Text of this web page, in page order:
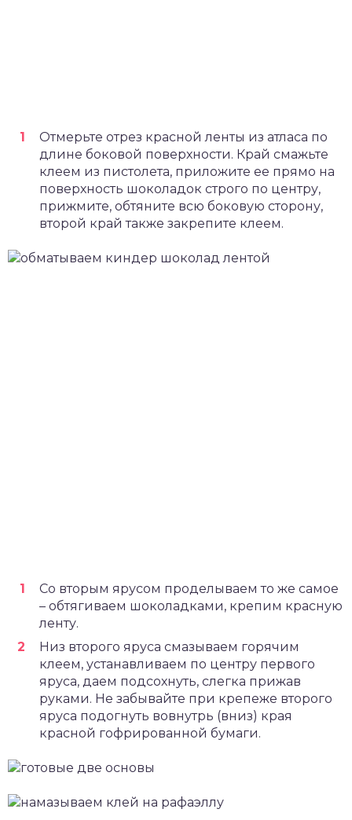
Отмерьте отрез красной ленты из атласа по
длине боковой поверхности. Край смажьте
клеем из пистолета, приложите ее прямо на
поверхность шоколадок строго по центру,
прижмите, обтяните всю боковую сторону,
второй край также закрепите клеем.
Со вторым ярусом проделываем то же самое
– обтягиваем шоколадками, крепим красную
ленту.
Низ второго яруса смазываем горячим
клеем, устанавливаем по центру первого
яруса, даем подсохнуть, слегка прижав
руками. Не забывайте при крепеже второго
яруса подогнуть вовнутрь (вниз) края
красной гофрированной бумаги.